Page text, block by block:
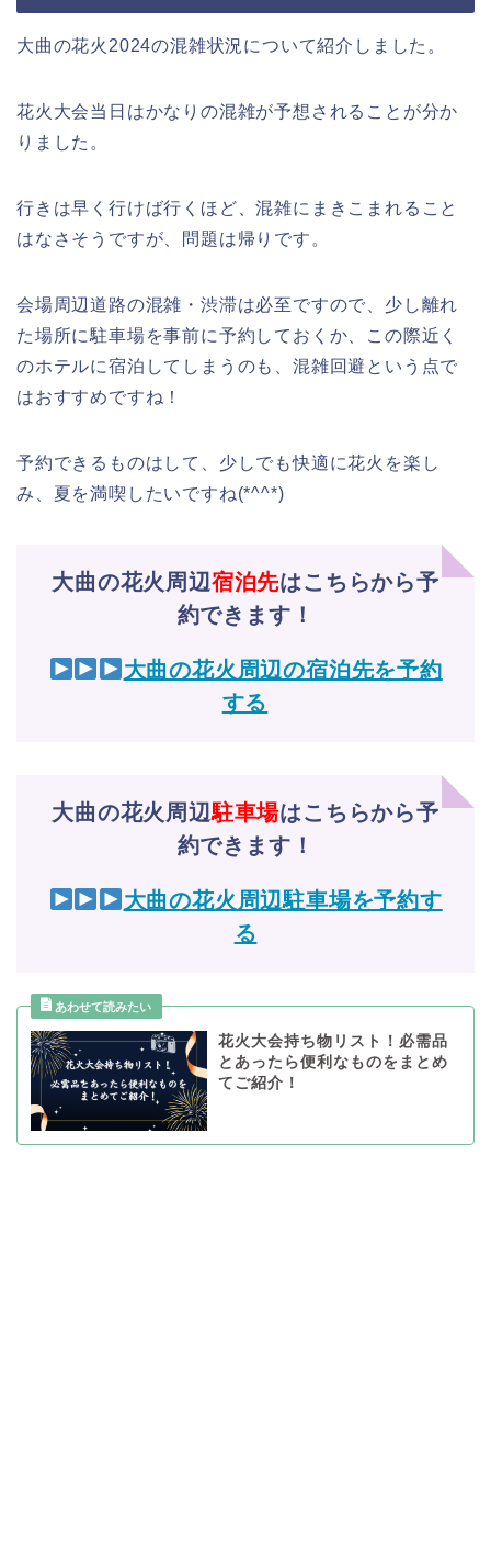
大曲の花火2024の混雑状況について紹介しました。
花火大会当日はかなりの混雑が予想されることが分か
りました。
行きは早く行けば行くほど、混雑にまきこまれること
はなさそうですが、問題は帰りです。
会場周辺道路の混雑・渋滞は必至ですので、少し離れ
た場所に駐車場を事前に予約しておくか、この際近く
のホテルに宿泊してしまうのも、混雑回避という点で
はおすすめですね！
予約できるものはして、少しでも快適に花火を楽し
み、夏を満喫したいですね(*^^*)
大曲の花火周辺宿泊先はこちらから予
約できます！
大曲の花火周辺の宿泊先を予約
する
大曲の花火周辺駐車場はこちらから予
約できます！
大曲の花火周辺駐車場を予約す
る
花火大会持ち物リスト！必需品
とあったら便利なものをまとめ
てご紹介！